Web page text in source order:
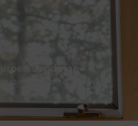
Jeroen Landman
Creatief Strateeg & Schrijver